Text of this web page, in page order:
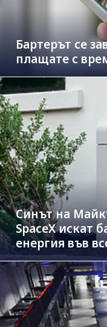
Бартерът се
плащате с
Синът на
SpaceX искат
енергия във